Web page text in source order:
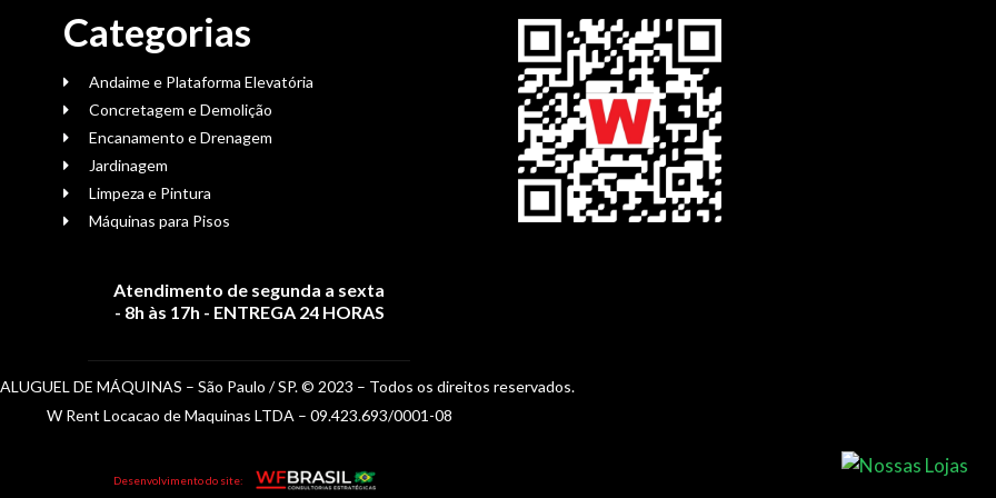
Categorias
Andaime e Plataforma Elevatória
Concretagem e Demolição
Encanamento e Drenagem
Jardinagem
Limpeza e Pintura
Máquinas para Pisos
Atendimento de segunda a sexta
- 8h às 17h - ENTREGA 24 HORAS
DE MÁQUINAS – São Paulo / SP.© 2023 – Todos os direitos reservados.
W Rent Locacao de Maquinas LTDA – 09.423.693/0001-08
Desenvolvimento do site: